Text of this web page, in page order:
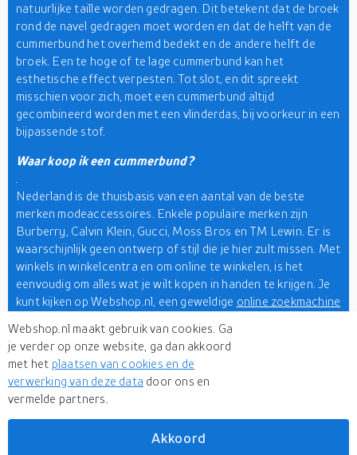
natuurlijke taille worden gedragen. Dit betekent dat de broek
rond de navel gedragen moet worden en dat de helft van de
cummerbund het overhemd bedekt en de andere helft de
broek. Een te hoge of te lage cummerbund kan het
esthetische effect verpesten. Tot slot, en dit spreekt
misschien voor zich, moet een cummerbund altijd
gecombineerd worden met een vlinderdas, bij voorkeur in een
bijpassende stof.
Waar koop ik een cummerbund?
Nederland is de thuisbasis van een aantal van de beste
merken modeaccessoires. Enkele populaire merken zijn
Burberry, Calvin Klein, Gucci, Moss Bros en TM Lewin. Er is
waarschijnlijk geen ontwerp of stijl die je hier zult missen. Met
winkels in winkelcentra en om online te winkelen, is het
eenvoudig om alles wat je wilt kopen in handen te krijgen. Je
kunt kijken op Webshop.nl, een geweldige online zoekmachine
kunt door hun collecties bladeren, de beste prijzen krijgen en
zonder twijfel winkelen.
Een cummerbund is niet noodzakelijk voor een black-tie
ensemble, maar het is zeker een elegante manier om je taille
te bedekken als je je smoking draagt. Begin dus met zoeken
en kies de beste cummerbunds hier online op Webshop.nl!
Webshop.nl maakt gebruik van cookies. Ga
je verder op onze website, ga dan akkoord
met het plaatsen van cookies en de
verwerking van deze data door ons en
vermelde partners.
Akkoord